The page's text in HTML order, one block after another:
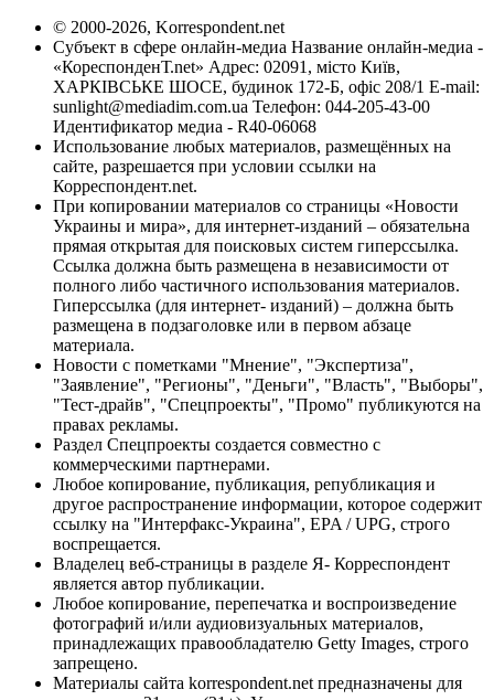
© 2000-2026, Korrespondent.net
Субъект в сфере онлайн-медиа Название онлайн-медиа -
«КореспонденТ.net» Адрес: 02091, місто Київ,
ХАРКІВСЬКЕ ШОСЕ, будинок 172-Б, офіс 208/1 E-mail:
sunlight@mediadim.com.ua Телефон: 044-205-43-00
Идентификатор медиа - R40-06068
Использование любых материалов, размещённых на
сайте, разрешается при условии ссылки на
Корреспондент.net.
При копировании материалов со страницы «Новости
Украины и мира», для интернет-изданий – обязательна
прямая открытая для поисковых систем гиперссылка.
Ссылка должна быть размещена в независимости от
полного либо частичного использования материалов.
Гиперссылка (для интернет- изданий) – должна быть
размещена в подзаголовке или в первом абзаце
материала.
Новости с пометками "Мнение", "Экспертиза",
"Заявление", "Регионы", "Деньги", "Власть", "Выборы",
"Тест-драйв", "Спецпроекты", "Промо" публикуются на
правах рекламы.
Раздел Спецпроекты создается совместно с
коммерческими партнерами.
Любое копирование, публикация, републикация и
другое распространение информации, которое содержит
ссылку на "Интерфакс-Украина", EPA / UPG, строго
воспрещается.
Владелец веб-страницы в разделе Я- Корреспондент
является автор публикации.
Любое копирование, перепечатка и воспроизведение
фотографий и/или аудиовизуальных материалов,
принадлежащих правообладателю Getty Images, строго
запрещено.
Материалы сайта korrespondent.net предназначены для